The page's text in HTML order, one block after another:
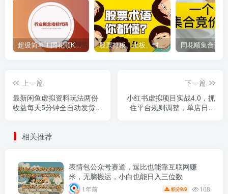
超级简单！同花顺K线界面显示行业概念指标代码图解 股票打板、上板、封板、翘板、炸板是什么意思？炒股你必须懂的暗语！
上一篇
最新闲鱼虚拟资料玩法两份
收益每天5分钟全自动发货日
下一篇
小红书虚拟项目实战4.0，抓
住平台规则调整，单店日入
相关推荐
表情包公众号赛道，逗比也能靠互联网赚
米，无脑搬运，小白也能日入三位数
1年前 积分9.9 108